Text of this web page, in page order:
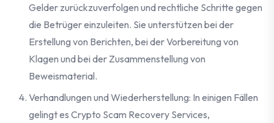
Gelder zurückzuverfolgen und rechtliche Schritte gegen
die Betrüger einzuleiten. Sie unterstützen bei der
Erstellung von Berichten, bei der Vorbereitung von
Klagen und bei der Zusammenstellung von
Beweismaterial.
Verhandlungen und Wiederherstellung: In einigen Fällen
gelingt es Crypto Scam Recovery Services,